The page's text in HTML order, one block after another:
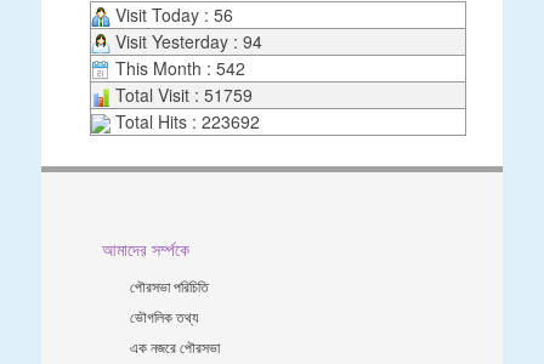
Visit Today : 56
Visit Yesterday : 94
This Month : 542
Total Visit : 51759
Total Hits : 223692
আমাদের সর্ম্পকে
পৌরসভা পরিচিতি
ভৌগলিক তথ্য
এক নজরে পৌরসভা